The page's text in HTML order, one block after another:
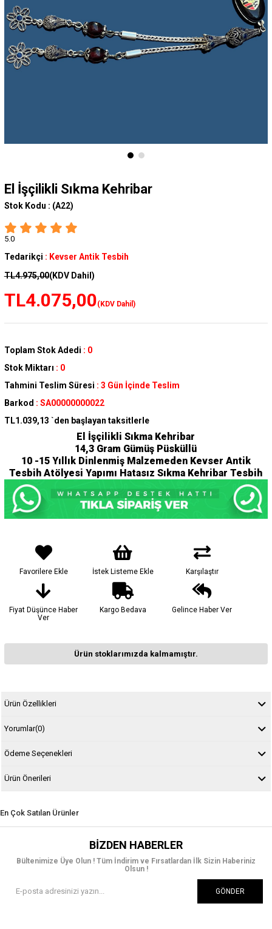
El İşçilikli Sıkma Kehribar
Stok Kodu : (A22)
5.0
Tedarikçi : Kevser Antik Tesbih
TL4.975,00(KDV Dahil)
TL4.075,00(KDV Dahil)
Toplam Stok Adedi : 0
Stok Miktarı : 0
Tahmini Teslim Süresi : 3 Gün İçinde Teslim
Barkod : SA00000000022
TL1.039,13 `den başlayan taksitlerle
El İşçilikli Sıkma Kehribar
14,3 Gram Gümüş Püsküllü
10 -15 Yıllık Dinlenmiş Malzemeden Kevser Antik
Tesbih Atölyesi Yapımı Hatasız Sıkma Kehribar Tesbih
Favorilere Ekle İstek Listeme Ekle Karşılaştır
Fiyat Düşünce Haber
Ver
Kargo Bedava Gelince Haber Ver
Ürün stoklarımızda kalmamıştır.
Ürün Özellikleri
Yorumlar(0)
Ödeme Seçenekleri
Ürün Önerileri
En Çok Satılan Ürünler
BIZDEN HABERLER
Bültenimize Üye Olun ! Tüm İndirim ve Fırsatlardan İlk Sizin Haberiniz
Olsun !
GÖNDER